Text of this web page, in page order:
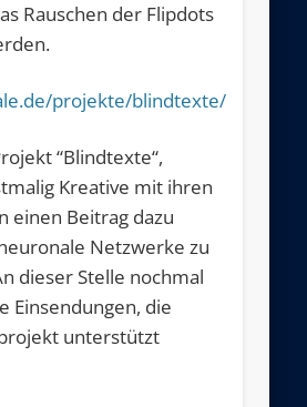
Rauschen der Flipdots
projekte/blindtexte/
“Blindtexte“,
Kreative mit ihren
einen Beitrag dazu
Netzwerke zu
dieser Stelle nochmal
Einsendungen, die
unterstützt